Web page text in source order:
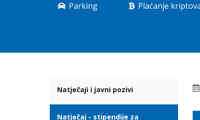
Parking Plaćanje
Natječaji i javni pozivi
Natječaj - stipendije za